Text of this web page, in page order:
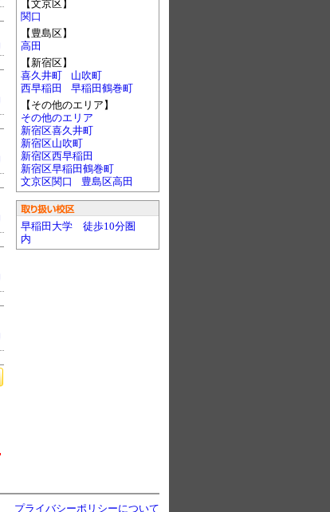
【文京区】
関口
【豊島区】
高田
【新宿区】
喜久井町
山吹町
西早稲田
早稲田鶴巻町
【その他のエリア】
その他のエリア
新宿区喜久井町
新宿区山吹町
新宿区西早稲田
新宿区早稲田鶴巻町
文京区関口
豊島区高田
早稲田大学 徒歩10分圏
内
プライバシーポリシーについて